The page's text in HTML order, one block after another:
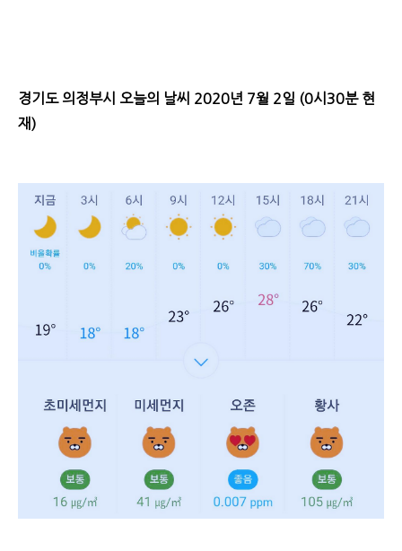
경기도 의정부시 오늘의 날씨 2020년 7월 2일 (0시30분 현
재)